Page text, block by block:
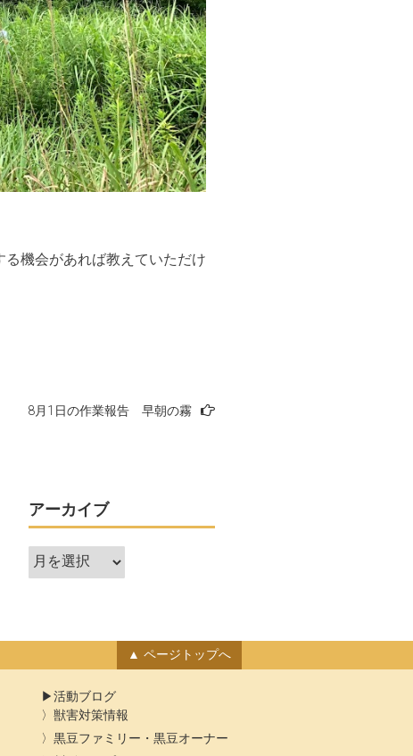
る機会があれば教えていただけ
8月1日の作業報告 早朝の霧
アーカイブ
ア
ー
ブ
ページトップへ
活動ブログ
獣害対策情報
黒豆ファミリー・黒豆オーナー